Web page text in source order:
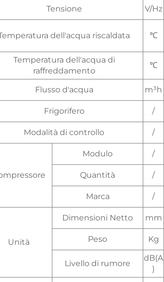
Tensione V/Hz
dell'acqua riscaldata ℃
Temperatura dell'acqua di
raffreddamento
℃
Flusso d'acqua m³h
Frigorifero /
Modalità di controllo /
Modulo /
Quantità /
Marca /
Unità
Dimensioni Netto mm
Peso Kg
Livello di rumore
dB(A
)